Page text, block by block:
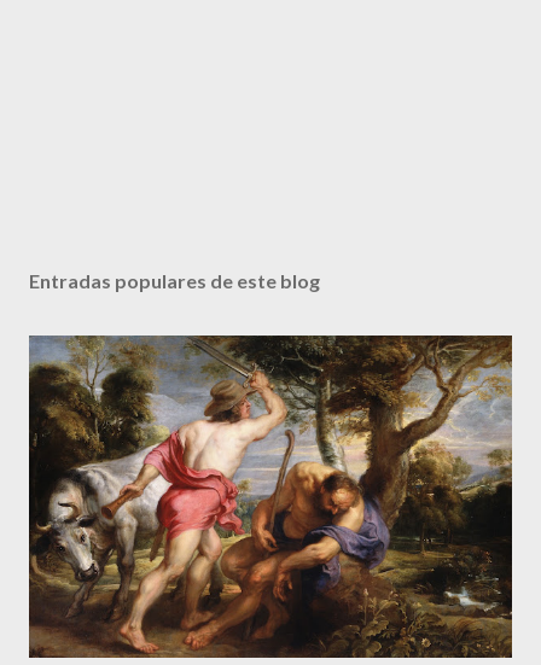
Entradas populares de este blog